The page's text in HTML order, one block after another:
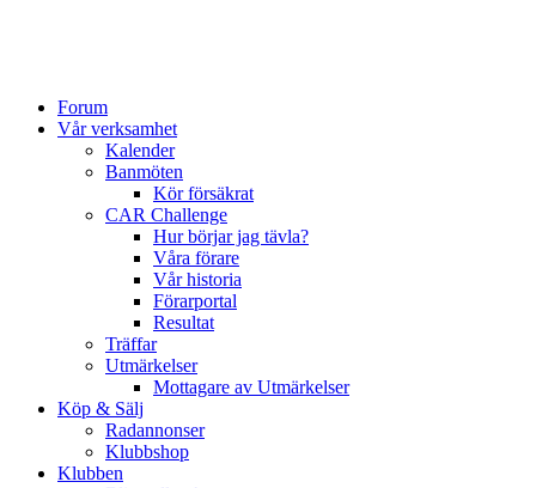
Forum
Vår verksamhet
Kalender
Banmöten
Kör försäkrat
CAR Challenge
Hur börjar jag tävla?
Våra förare
Vår historia
Förarportal
Resultat
Träffar
Utmärkelser
Mottagare av Utmärkelser
Köp & Sälj
Radannonser
Klubbshop
Klubben